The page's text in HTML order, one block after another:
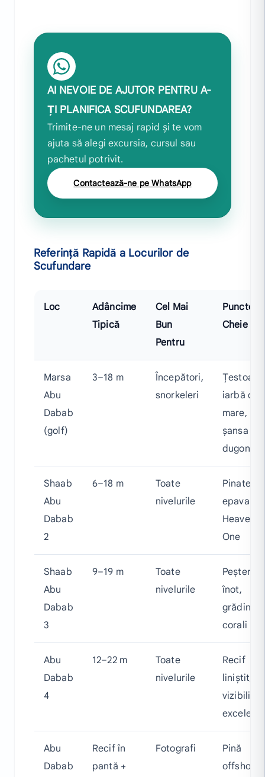
AI NEVOIE DE AJUTOR PENTRU A-
ȚI PLANIFICA SCUFUNDAREA?
Trimite-ne un mesaj rapid și te vom
ajuta să alegi excursia, cursul sau
pachetul potrivit.
Contactează-ne pe WhatsApp
Referință Rapidă a Locurilor de
Scufundare
Loc
Adâncime
Tipică
Cel Mai
Bun
Pentru
Puncte
Cheie
Marsa
Abu
Dabab
(golf)
3–18 m
Începători,
snorkeleri
iarbă de
mare,
șansa
Shaab
Abu
Dabab
2
6–18 m
Toate
nivelurile
Pinate,
epava
Heaven
One
Shaab
Abu
Dabab
3
9–19 m
Toate
nivelurile
Peșteră
înot,
grădină
corali
Abu
Dabab
4
12–22 m
Toate
nivelurile
Recif
liniștit,
Abu
Dabab
Recif în
pantă +
Fotografi
Pină
offshore,